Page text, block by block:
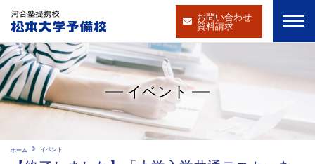
お問い合わせ
資料請求
イベント
ホーム イベント